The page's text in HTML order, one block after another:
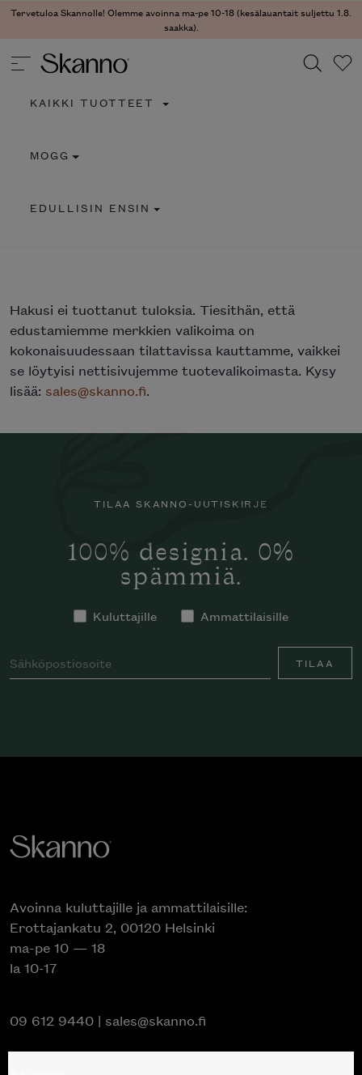
Tervetuloa Skannolle! Olemme avoinna ma-pe 10-18 (kesälauantait suljettu 1.8.
saakka).
Type 2 or more characters for results.
KAIKKI TUOTTEET
MOGG
EDULLISIN ENSIN
Hakusi ei tuottanut tuloksia. Tiesithän, että
edustamiemme merkkien valikoima on
kokonaisuudessaan tilattavissa kauttamme, vaikkei
se löytyisi nettisivujemme tuotevalikoimasta. Kysy
lisää: sales@skanno.fi.
TILAA SKANNO-UUTISKIRJE
100% designia. 0%
spämmiä.
Kuluttajille Ammattilaisille
TILAA
Avoinna kuluttajille ja ammattilaisille:
Erottajankatu 2, 00120 Helsinki
ma-pe 10 — 18
la 10-17
09 612 9440 | sales@skanno.fi